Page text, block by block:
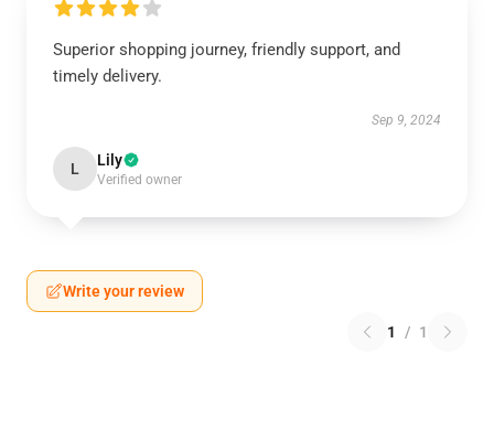
Superior shopping journey, friendly support, and
timely delivery.
Sep 9, 2024
L Lily
Verified owner
Write your review
1 / 1